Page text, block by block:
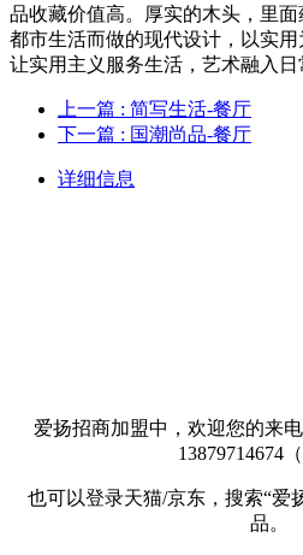
品收藏价值高。厚实的木头，里
都市生活而做的现代设计，以实用
让实用主义服务生活，艺术融入日
上一篇 : 简写生活-餐厅
下一篇 : 国潮尚品-餐厅
详细信息
爱扬招商加盟中，欢迎您的来
13879714674
也可以登录天猫/京东，搜索“爱
品。